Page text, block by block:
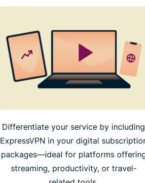
Differentiate your service by including
ExpressVPN in your digital
packages—ideal for platforms
streaming, productivity, or travel-